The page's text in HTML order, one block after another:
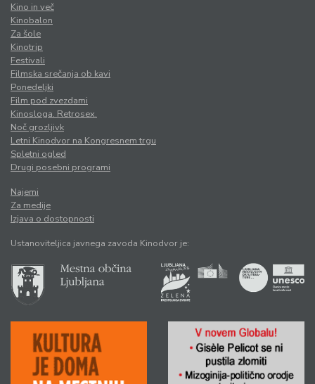
Kino in več
Kinobalon
Za šole
Kinotrip
Festivali
Filmska srečanja ob kavi
Ponedeljki
Film pod zvezdami
Kinosloga. Retrosex.
Noč grozljivk
Letni Kinodvor na Kongresnem trgu
Spletni ogled
Drugi posebni programi
Najemi
Za medije
Izjava o dostopnosti
Ustanoviteljica javnega zavoda Kinodvor je: